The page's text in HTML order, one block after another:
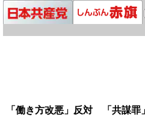
「働き方改悪」反対 「共謀罪